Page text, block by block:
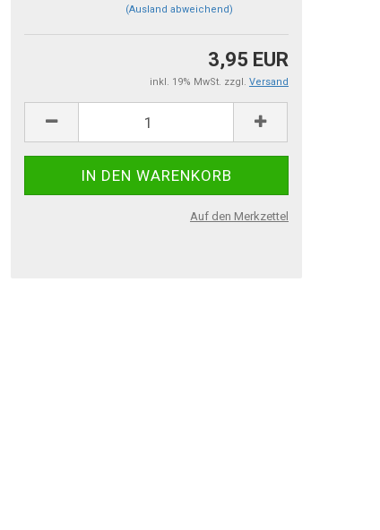
(Ausland abweichend)
3,95 EUR
inkl. 19% MwSt. zzgl. Versand
Auf den Merkzettel